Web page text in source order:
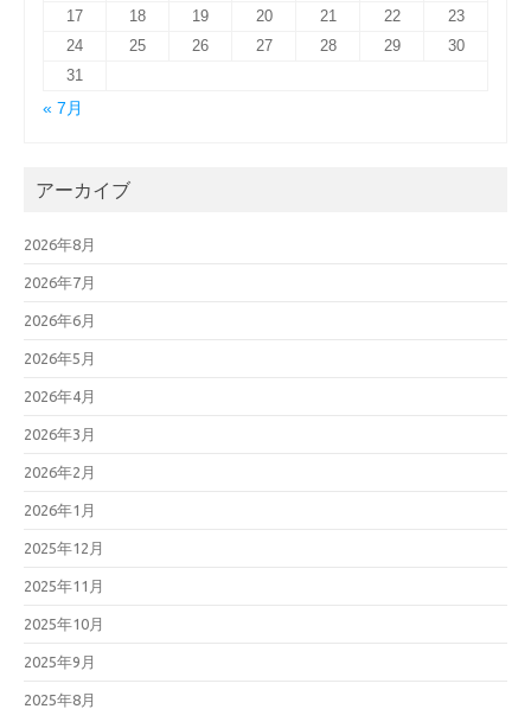
17
18 19 20 21 22
23
24
25 26 27 28 29
30
31
« 7月
アーカイブ
2026年8月
2026年7月
2026年6月
2026年5月
2026年4月
2026年3月
2026年2月
2026年1月
2025年12月
2025年11月
2025年10月
2025年9月
2025年8月